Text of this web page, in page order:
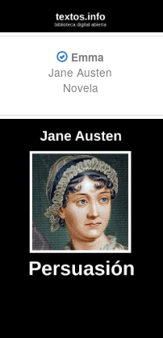
Emma
Jane Austen
Novela